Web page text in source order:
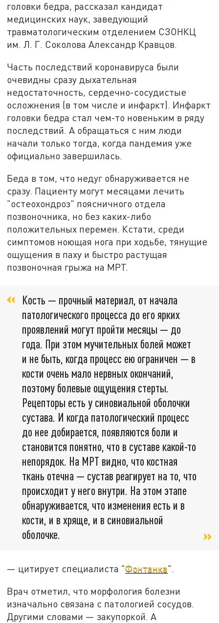
головки бедра, рассказал кандидат
медицинских наук, заведующий
травматологическим отделением СЗОНКЦ
им. Л. Г. Соколова Александр Кравцов.
Часть последствий коронавируса были
очевидны сразу дыхательная
недостаточность, сердечно-сосудистые
осложнения (в том числе и инфаркт). Инфаркт
головки бедра стал чем-то новеньким в ряду
последствий. А обращаться с ним люди
начали только тогда, когда пандемия уже
официально завершилась.
Беда в том, что недуг обнаруживается не
сразу. Пациенту могут месяцами лечить
"остеохондроз" поясничного отдела
позвоночника, но без каких-либо
положительных перемен. Кстати, среди
симптомов ноющая нога при ходьбе, тянущие
ощущения в паху и быстро растущая
позвоночная грыжа на МРТ.
Кость — прочный материал, от начала
патологического процесса до его ярких
проявлений могут пройти месяцы — до
года. При этом мучительных болей может
и не быть, когда процесс ею ограничен — в
кости очень мало нервных окончаний,
поэтому болевые ощущения стерты.
Рецепторы есть у синовиальной оболочки
сустава. И когда патологический процесс
до нее добирается, появляются боли и
становится понятно, что в суставе какой-то
непорядок. На МРТ видно, что костная
ткань отечна — сустав реагирует на то, что
происходит у него внутри. На этом этапе
обнаруживается, что изменения есть и в
кости, и в хряще, и в синовиальной
оболочке.
— цитирует специалиста "Фонтанка".
Врач отметил, что морфология болезни
изначально связана с патологией сосудов.
Другими словами — закупоркой. А